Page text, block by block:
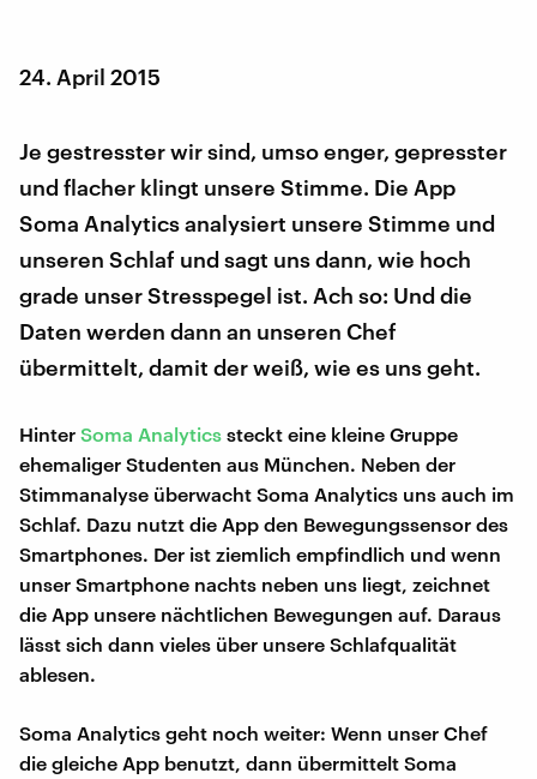
24. April 2015
Je gestresster wir sind, umso enger, gepresster
und flacher klingt unsere Stimme. Die App
Soma Analytics analysiert unsere Stimme und
unseren Schlaf und sagt uns dann, wie hoch
grade unser Stresspegel ist. Ach so: Und die
Daten werden dann an unseren Chef
übermittelt, damit der weiß, wie es uns geht.
Hinter Soma Analytics steckt eine kleine Gruppe
ehemaliger Studenten aus München. Neben der
Stimmanalyse überwacht Soma Analytics uns auch im
Schlaf. Dazu nutzt die App den Bewegungssensor des
Smartphones. Der ist ziemlich empfindlich und wenn
unser Smartphone nachts neben uns liegt, zeichnet
die App unsere nächtlichen Bewegungen auf. Daraus
lässt sich dann vieles über unsere Schlafqualität
ablesen.
Soma Analytics geht noch weiter: Wenn unser Chef
die gleiche App benutzt, dann übermittelt Soma